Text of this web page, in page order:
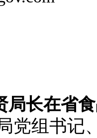
局长在省
党组书记